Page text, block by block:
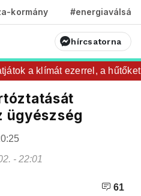
kormány #energiaválság
hírcsatorna
a klímát ezerrel, a hűtőket
ügyészség
- 22:01
61